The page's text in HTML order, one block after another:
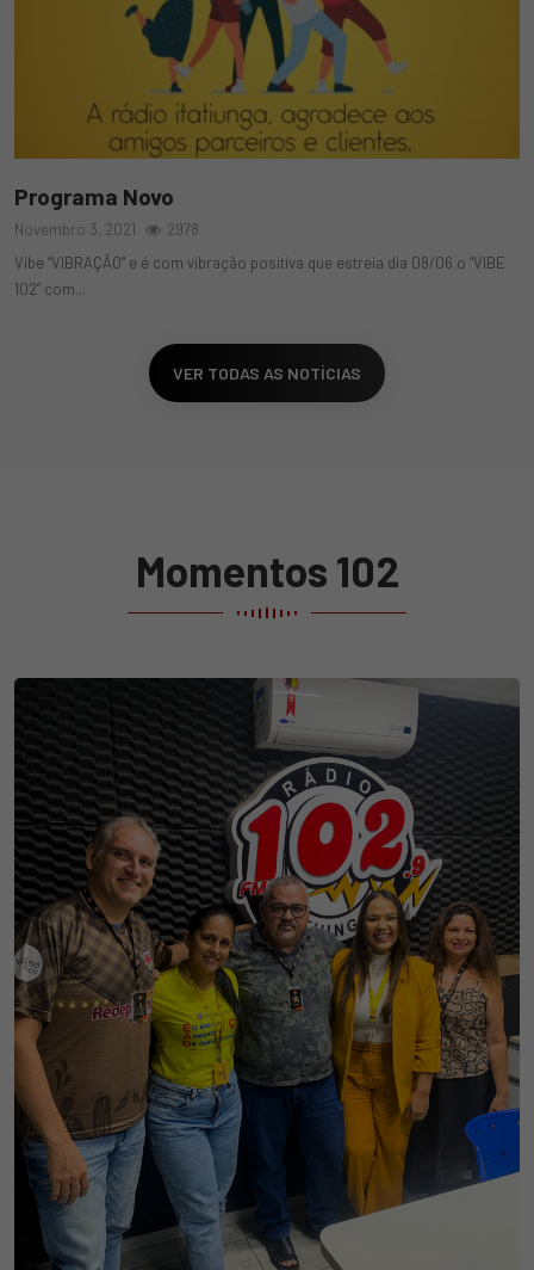
Programa Novo
Novembro 3, 2021
2978
Vibe “VIBRAÇÃO” e é com vibração positiva que estreia dia 08/06 o “VIBE
102” com...
VER TODAS AS NOTÍCIAS
Momentos 102